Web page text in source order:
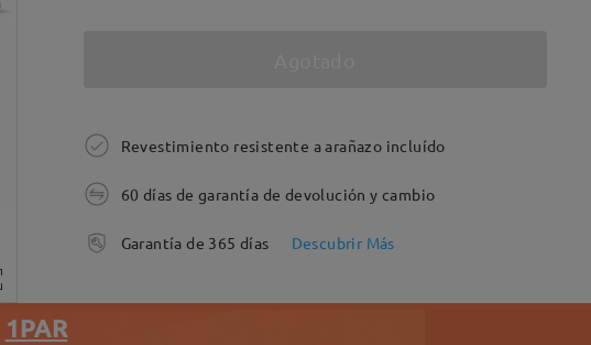
Revestimiento resistente a arañazo incluído
60 días de garantía de devolución y cambio
Garantía de 365 días Descubrir Más
1PAR